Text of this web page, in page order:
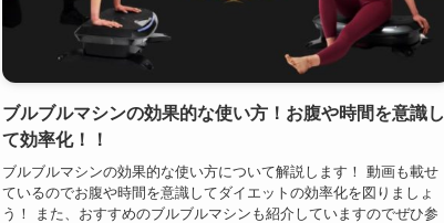
ブルブルマシンの効果的な使い方！お腹や時間を意識し
て効率化！！
ブルブルマシンの効果的な使い方について解説します！ 動画も載せ
ているのでお腹や時間を意識してダイエットの効率化を図りましょ
う！ また、おすすめのブルブルマシンも紹介していますのでぜひ参